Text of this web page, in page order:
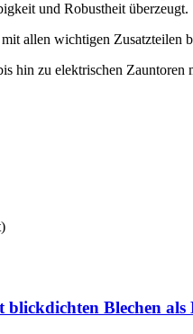
und Robustheit überzeugt.
allen wichtigen Zusatzteilen
hin zu elektrischen
blickdichten Blechen